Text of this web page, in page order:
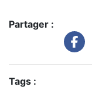
Partager :
Tags :